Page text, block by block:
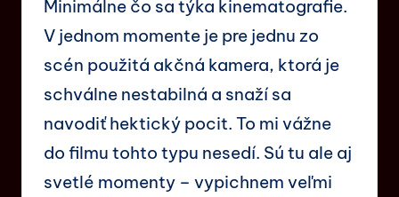
Minimálne čo sa týka kinematografie.
V jednom momente je pre jednu zo
scén použitá akčná kamera, ktorá je
schválne nestabilná a snaží sa
navodiť hektický pocit. To mi vážne
do filmu tohto typu nesedí. Sú tu ale aj
svetlé momenty – vypichnem veľmi